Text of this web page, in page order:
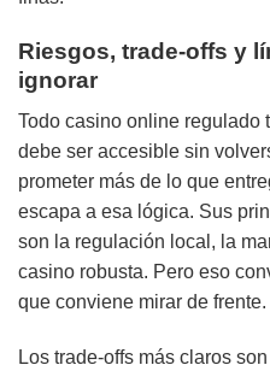
Riesgos, trade-offs y
ignorar
Todo casino online regulado
debe ser accesible sin
prometer más de lo que
escapa a esa lógica. Sus
son la regulación local, la
casino robusta. Pero eso
que conviene mirar de frente.
Los trade-offs más claros